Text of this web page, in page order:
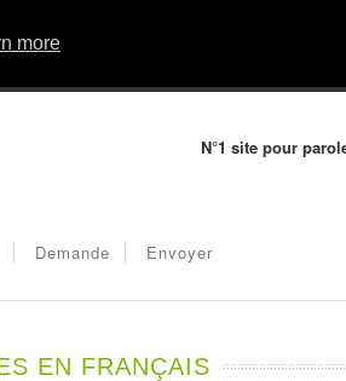
more
N°1 site pour
Demande Envoyer
EN FRANÇAIS